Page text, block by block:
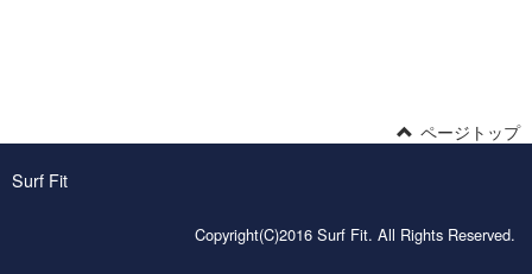
ページトップ
Surf Fit
Copyright(C)2016 Surf Fit. All Rights Reserved.